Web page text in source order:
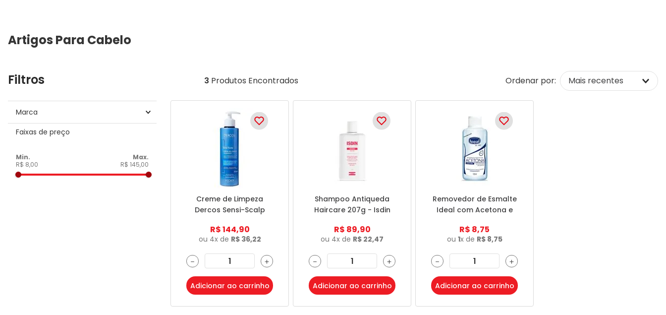
Artigos Para Cabelo
Filtros
Marca
Loreal
Ideal Cosmeticos
Faixas de preço
R$ 8,00 R$ 145,00
3 Produtos Encontrados Ordenar por: Mais recentes
Creme de Limpeza
Dercos Sensi-Scalp
R$144,90
ou 4x de R$ 36,22
＋
－
Adicionar ao carrinho
Shampoo Antiqueda
Haircare 207g - Isdin
R$ 89,90
ou 4x de R$ 22,47
＋
－
Adicionar ao carrinho
Removedor de Esmalte
Ideal com Acetona e
R$ 8,75
ou 1x de R$ 8,75
＋
－
Adicionar ao carrinho